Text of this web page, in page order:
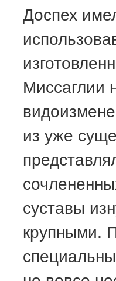
Доспех
Миссаглии
из уже
суставы
крупными.